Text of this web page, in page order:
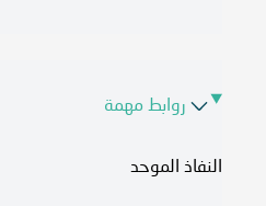
روابط مهمة
النفاذ الموحد